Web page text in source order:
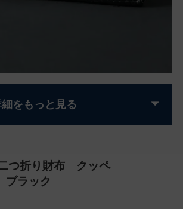
をもっと見る
つ折り財布 クッペ
ラック